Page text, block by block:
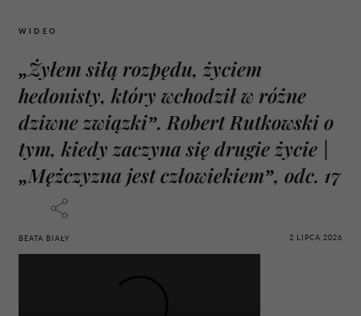
WIDEO
„Żyłem siłą rozpędu, życiem
hedonisty, który wchodził w różne
dziwne związki”. Robert Rutkowski o
tym, kiedy zaczyna się drugie życie |
„Mężczyzna jest człowiekiem”, odc. 17
BEATA BIAŁY 2 LIPCA 2026